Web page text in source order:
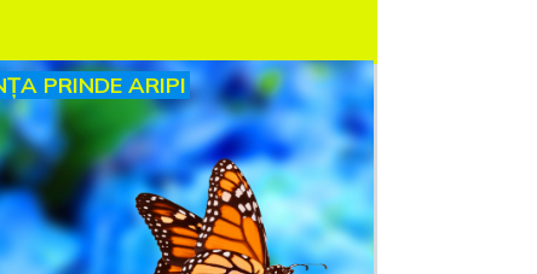
PRINDE ARIPI